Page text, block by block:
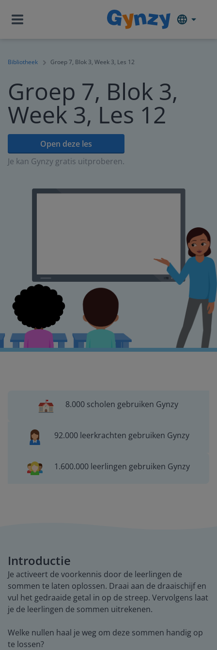
Bibliotheek Groep 7, Blok 3, Week 3, Les 12
Groep 7, Blok 3,
Week 3, Les 12
Open deze les
Je kan Gynzy gratis uitproberen.
8.000 scholen gebruiken Gynzy
92.000 leerkrachten gebruiken Gynzy
1.600.000 leerlingen gebruiken Gynzy
Introductie
Je activeert de voorkennis door de leerlingen de
sommen te laten oplossen. Draai aan de draaischijf en
vul het gedraaide getal in op de streep. Vervolgens laat
je de leerlingen de sommen uitrekenen.
Welke nullen haal je weg om deze sommen handig op
te lossen?